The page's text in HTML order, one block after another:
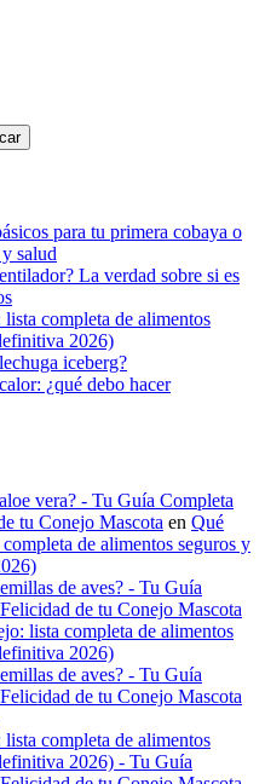
para tu primera cobaya o
salud
La verdad sobre si es
completa de alimentos
2026)
iceberg?
¿qué debo hacer
vera? - Tu Guía Completa
tu Conejo Mascota en Qué
de alimentos seguros y
de aves? - Tu Guía
de tu Conejo Mascota
lista completa de alimentos
2026)
de aves? - Tu Guía
de tu Conejo Mascota
completa de alimentos
2026) - Tu Guía